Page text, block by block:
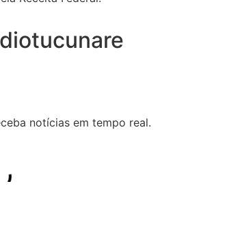
notícias em tempo real.